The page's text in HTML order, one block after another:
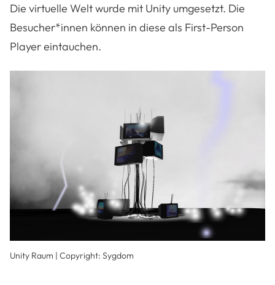
Die virtuelle Welt wurde mit Unity umgesetzt. Die
Besucher*innen können in diese als First-Person
Player eintauchen.
Unity Raum | Copyright: Sygdom